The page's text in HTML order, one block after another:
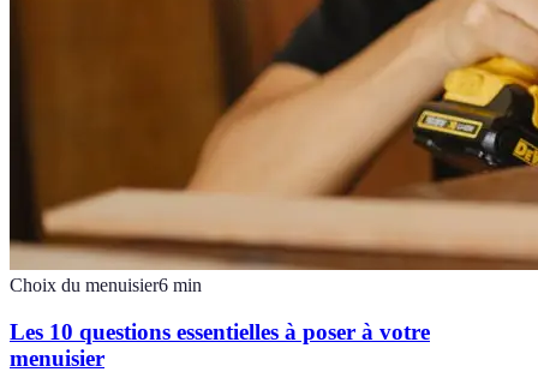
Choix du menuisier6 min
Les 10 questions essentielles à poser à votre
menuisier